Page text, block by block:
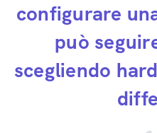
configurare
può
scegliendo